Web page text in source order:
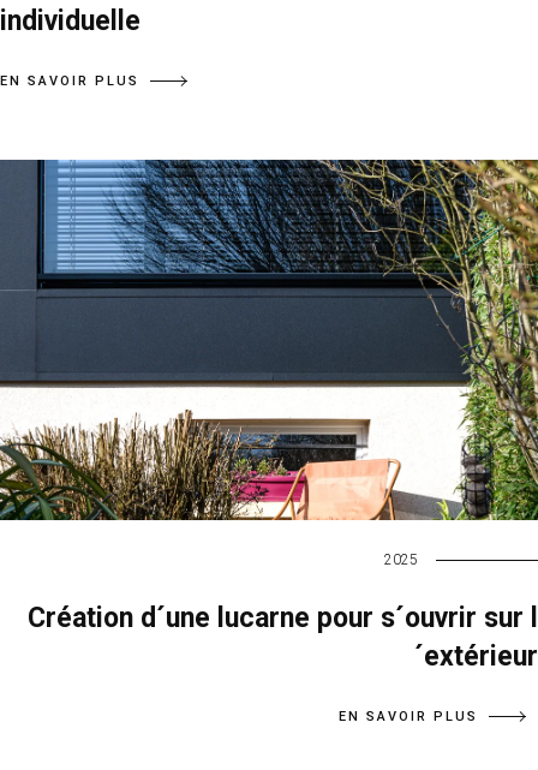
individuelle
EN SAVOIR PLUS
2025
Création d´une lucarne pour s´ouvrir sur l
´extérieur
EN SAVOIR PLUS